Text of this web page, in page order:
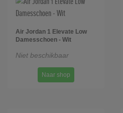
Air Jordan 1 Elevate Low
Damesschoen - Wit
Niet beschikbaar
Naar shop